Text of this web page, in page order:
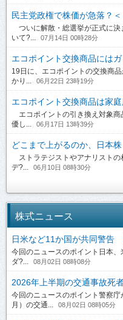
民主党政権で株価が急落？
ついに解散・総選挙が正式に決
いて?...
07月14日 00時28分
エコポイント交換商品には
19日に、エコポイントの交換商
かり...
06月22日 23時19分
エコポイント交換商品は家
エコポイントの引き換え対象
優し...
06月17日 13時39分
どこまで上がるのか、日本
ストラテジストやアナリストの
デ?...
06月10日 08時30分
株式ニュース
日米など11か国が共同警告
今回のニュースのポイント日本
ダ?...
08月02日 08時08分
2026年上半期の交通事故死
今回のニュースのポイント警察
月）の交通...
08月02日 08時05分